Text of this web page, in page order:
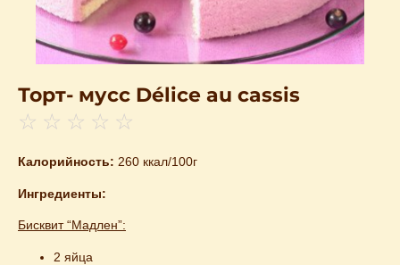
Торт- мусс Délice au cassis
☆ ☆ ☆ ☆ ☆
Калорийность: 260 ккал/100г
Ингредиенты:
Бисквит “Мадлен”:
2 яйца